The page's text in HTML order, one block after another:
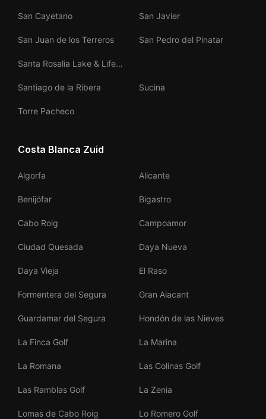
San Cayetano San Javier
San Juan de los Terreros San Pedro del Pinatar
Santa Rosalia Lake & Life
Santiago de la Ribera
Sucina
Torre Pacheco
Costa Blanca Zuid
Algorfa Alicante
Benijófar Bigastro
Cabo Roig Campoamor
Ciudad Quesada Daya Nueva
Daya Vieja El Raso
Formentera del Segura Gran Alacant
Guardamar del Segura Hondón de las Nieves
La Finca Golf La Marina
La Romana Las Colinas Golf
Las Ramblas Golf La Zenia
Lomas de Cabo Roig Lo Romero Golf